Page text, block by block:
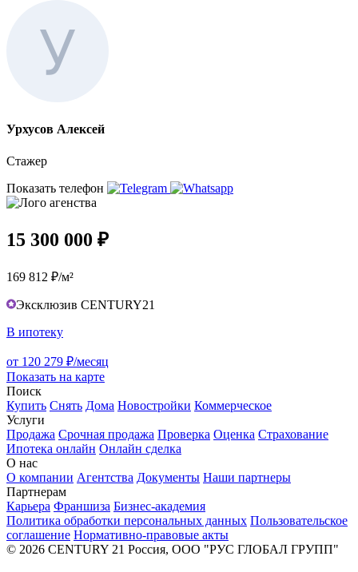
Урхусов Алексей
Стажер
Показать телефон
15 300 000 ₽
169 812 ₽/м²
Эксклюзив CENTURY21
В ипотеку
от 120 279 ₽/месяц
Показать на карте
Поиск
Купить Снять Дома Новостройки Коммерческое
Услуги
Продажа Срочная продажа Проверка Оценка Страхование
Ипотека онлайн Онлайн сделка
О нас
О компании Агентства Документы Наши партнеры
Партнерам
Карьера Франшиза Бизнес-академия
Политика обработки персональных данных Пользовательское
соглашение Нормативно-правовые акты
© 2026 CENTURY 21 Россия, ООО "РУС ГЛОБАЛ ГРУПП"